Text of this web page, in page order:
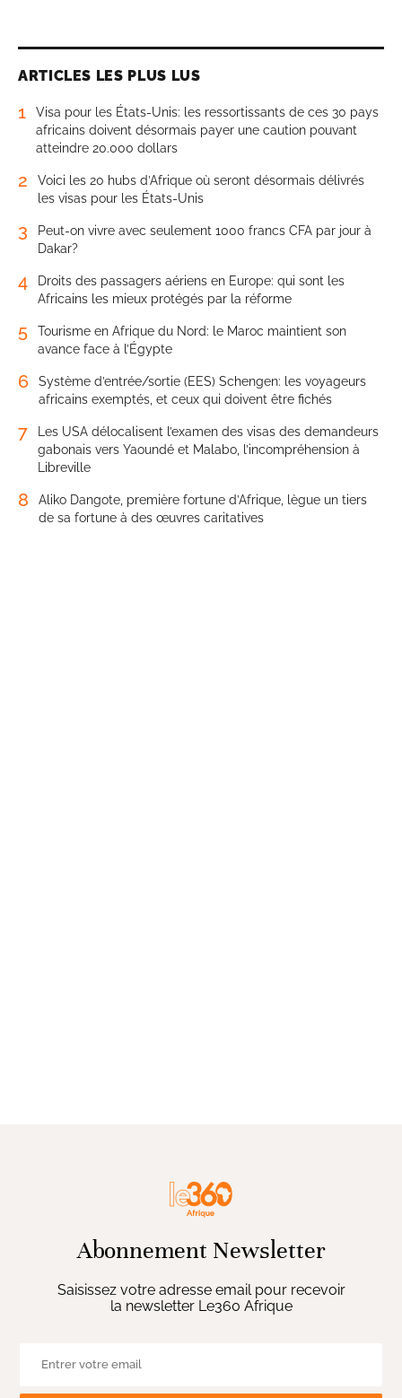
ARTICLES LES PLUS LUS
1
Visa pour les États-Unis: les ressortissants de ces 30 pays
africains doivent désormais payer une caution pouvant
atteindre 20.000 dollars
2
Voici les 20 hubs d’Afrique où seront désormais délivrés
les visas pour les États-Unis
3
Peut-on vivre avec seulement 1000 francs CFA par jour à
Dakar?
4
Droits des passagers aériens en Europe: qui sont les
Africains les mieux protégés par la réforme
5
Tourisme en Afrique du Nord: le Maroc maintient son
avance face à l’Égypte
6
Système d’entrée/sortie (EES) Schengen: les voyageurs
africains exemptés, et ceux qui doivent être fichés
7
Les USA délocalisent l’examen des visas des demandeurs
gabonais vers Yaoundé et Malabo, l’incompréhension à
Libreville
8
Aliko Dangote, première fortune d’Afrique, lègue un tiers
de sa fortune à des œuvres caritatives
Abonnement Newsletter
Saisissez votre adresse email pour recevoir
la newsletter Le360 Afrique